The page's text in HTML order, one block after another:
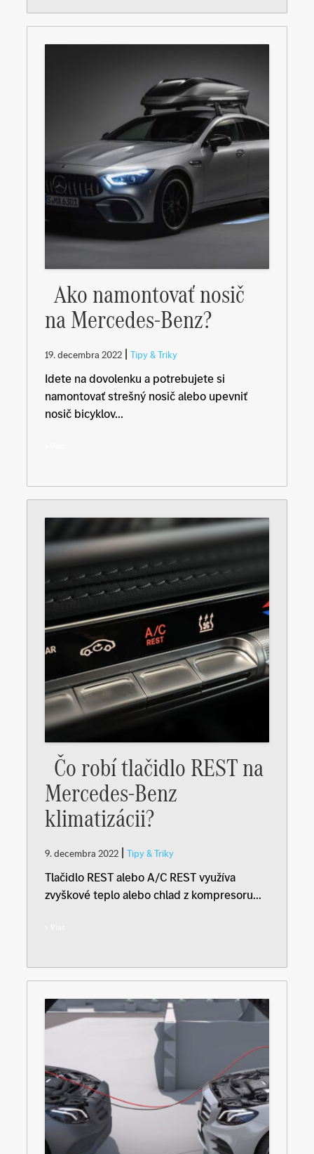
Ako namontovať nosič
na Mercedes-Benz?
19. decembra 2022 | Tipy & Triky
Idete na dovolenku a potrebujete si
namontovať strešný nosič alebo upevniť
nosič bicyklov...
Čo robí tlačidlo REST na
Mercedes-Benz
klimatizácii?
9. decembra 2022 | Tipy & Triky
Tlačidlo REST alebo A/C REST využíva
zvyškové teplo alebo chlad z kompresoru...